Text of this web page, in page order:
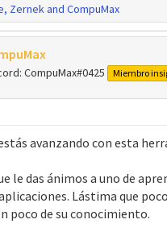
, Zernekand CompuMax
CompuMax#0425 Miembro
avanzando con esta
le das ánimos a uno de
Lástima que
poco de su conocimiento.